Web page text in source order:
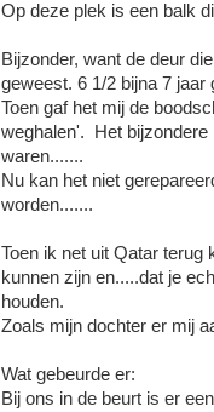
Op deze plek is een balk
Bijzonder, want de deur
geweest. 6 1/2 bijna 7 jaar
Toen gaf het mij de
weghalen'. Het bijzondere
waren.......
Nu kan het niet
worden.......
Toen ik net uit Qatar
kunnen zijn en.....dat je
houden.
Zoals mijn dochter er mij
Wat gebeurde er:
Bij ons in de beurt is er